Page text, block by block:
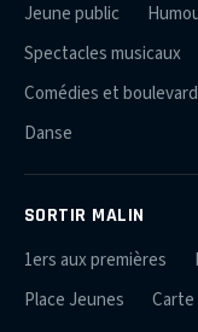
Jeune public
Spectacles musicaux
Comédies et boulevard
Danse
SORTIR MALIN
1ers aux premières
Place Jeunes